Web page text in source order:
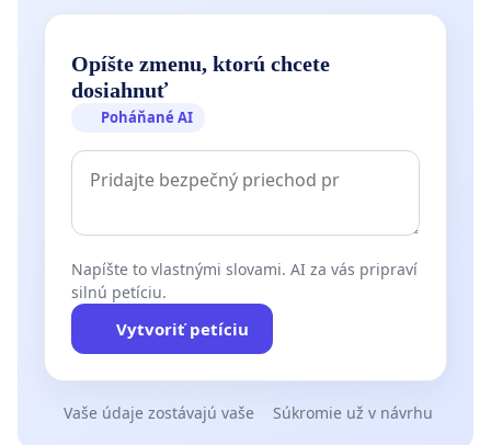
Opíšte zmenu, ktorú chcete
dosiahnuť
Poháňané AI
Napíšte to vlastnými slovami. AI za vás pripraví
silnú petíciu.
Vytvoriť petíciu
Vaše údaje zostávajú vaše Súkromie už v návrhu